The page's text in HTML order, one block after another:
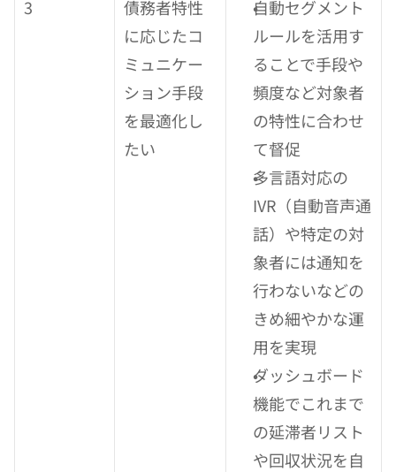
3
債務者特性
に応じたコ
ミュニケー
ション手段
を最適化し
たい
自動セグメント
ルールを活用す
ることで手段や
頻度など対象者
の特性に合わせ
て督促
多言語対応の
IVR（自動音声通
話）や特定の対
象者には通知を
行わないなどの
きめ細やかな運
用を実現
ダッシュボード
機能でこれまで
の延滞者リスト
や回収状況を自